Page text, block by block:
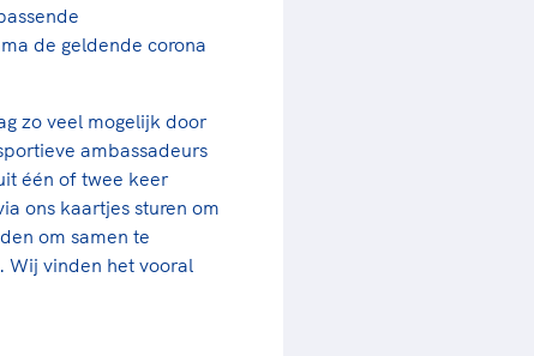
de geldende corona
zo veel mogelijk door
ambassadeurs
één of twee keer
ons kaartjes sturen om
om samen te
Wij vinden het vooral